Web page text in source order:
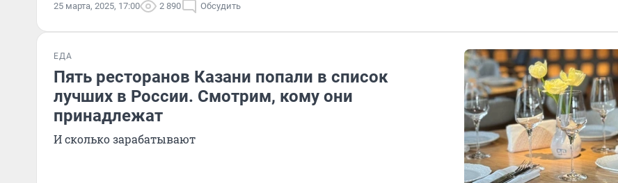
25 марта, 2025, 17:00 2 890 Обсудить
ЕДА
Пять ресторанов Казани попали в список
лучших в России. Смотрим, кому они
принадлежат
И сколько зарабатывают